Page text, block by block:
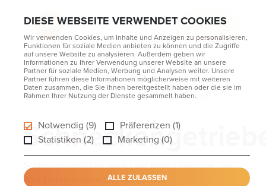
DIESE WEBSEITE VERWENDET COOKIES
Wir verwenden Cookies, um Inhalte und Anzeigen zu personalisieren,
Funktionen für soziale Medien anbieten zu können und die Zugriffe
auf unsere Website zu analysieren. Außerdem geben wir
Informationen zu Ihrer Verwendung unserer Website an unsere
Partner für soziale Medien, Werbung und Analysen weiter. Unsere
Partner führen diese Informationen möglicherweise mit weiteren
Daten zusammen, die Sie ihnen bereitgestellt haben oder die sie im
Rahmen Ihrer Nutzung der Dienste gesammelt haben.
Notwendig (9)
Präferenzen (1)
Statistiken (2)
Marketing (0)
ALLE ZULASSEN
MENU
Home Getriebe Standard Schneckengetriebe
Schneckengetriebe waren die ersten Getriebe, die
vom Unternehmen gebaut wurden.